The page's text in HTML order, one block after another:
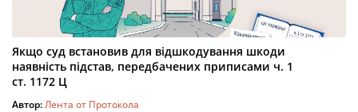
Якщо суд встановив для відшкодування шкоди
наявність підстав, передбачених приписами ч. 1
ст. 1172 Ц
Автор:Лента от Протокола